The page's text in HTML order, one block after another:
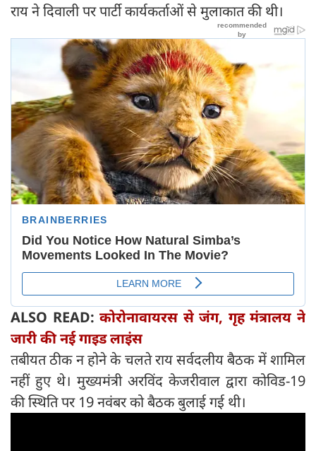
राय ने दिवाली पर पार्टी कार्यकर्ताओं से मुलाकात की थी।
ALSO READ:कोरोनावायरस से जंग, गृह मंत्रालय ने
जारी की नई गाइड लाइंस
तबीयत ठीक न होने के चलते राय सर्वदलीय बैठक में शामिल
नहीं हुए थे। मुख्यमंत्री अरविंद केजरीवाल द्वारा कोविड-19
की स्थिति पर 19 नवंबर को बैठक बुलाई गई थी।